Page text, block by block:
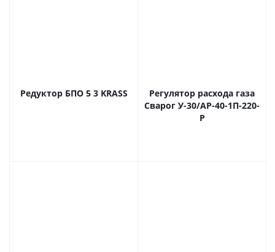
Редуктор БПО 5 3 KRASS
Регулятор расхода газа
Сварог У-30/АР-40-1П-220-
Р